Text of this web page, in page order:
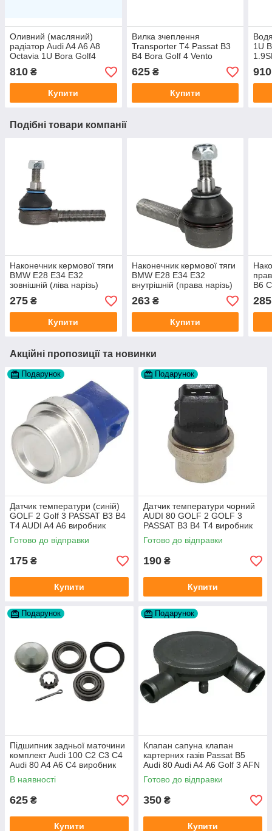
Оливний (масляний)
радіатор Audi A4 A6 A8
Octavia 1U Bora Golf4
Passat B5 виробник VIKA
810 ₴
Купити
Вилка зчеплення
Transporter T4 Passat B3
B4 Bora Golf 4 Vento
625₴
Купити
1U
910
Подібні товари компанії
Наконечник кермової тяги
BMW E28 E34 E32
зовнішній (ліва нарізь)
Польща
275 ₴
Купити
Наконечник кермової тяги
BMW E28 E34 E32
внутрішній (права нарізь)
263₴
Купити
B6
285
Акційні пропозиції та новинки
Подарунок
Датчик температури (синій)
GOLF 2 Golf 3 PASSAT B3 B4
T4 AUDI A4 A6 виробник
Topran Німеччина
Готово до відправки
175 ₴
Купити
Подарунок
Датчик температури чорний
AUDI 80 GOLF 2 GOLF 3
PASSAT B3 B4 T4 виробник
TOPRAN Німеччина
Готово до відправки
190 ₴
Купити
Подарунок
Підшипник задньої маточини
комплект Audi 100 C2 C3 C4
Audi 80 A4 A6 C4 виробник
FAG
В наявності
625 ₴
Купити
Подарунок
Клапан сапуна клапан
картерних газів Passat B5
Audi 80 Audi A4 A6 Golf 3 AFN
1Y AAZ 1Z AFF AEY AAZ AHB
AHU
Готово до відправки
350 ₴
Купити